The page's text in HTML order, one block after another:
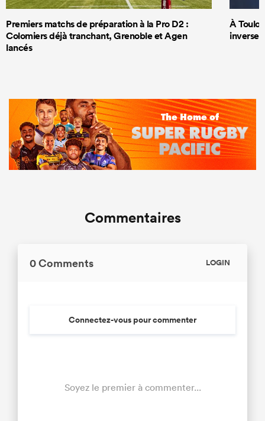
Premiers matchs de préparation à la Pro D2 :
Colomiers déjà tranchant, Grenoble et Agen
lancés
À
Commentaires
0 Comments LOGIN
Connectez-vous pour commenter
Soyez le premier à commenter...